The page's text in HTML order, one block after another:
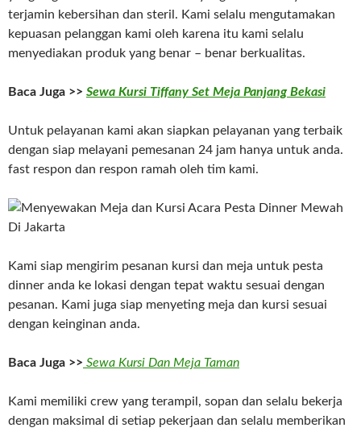
terjamin kebersihan dan steril. Kami selalu mengutamakan
kepuasan pelanggan kami oleh karena itu kami selalu
menyediakan produk yang benar – benar berkualitas.
Baca Juga >> Sewa Kursi Tiffany Set Meja Panjang Bekasi
Untuk pelayanan kami akan siapkan pelayanan yang terbaik
dengan siap melayani pemesanan 24 jam hanya untuk anda.
fast respon dan respon ramah oleh tim kami.
Kami siap mengirim pesanan kursi dan meja untuk pesta
dinner anda ke lokasi dengan tepat waktu sesuai dengan
pesanan. Kami juga siap menyeting meja dan kursi sesuai
dengan keinginan anda.
Baca Juga >> Sewa Kursi Dan Meja Taman
Kami memiliki crew yang terampil, sopan dan selalu bekerja
dengan maksimal di setiap pekerjaan dan selalu memberikan